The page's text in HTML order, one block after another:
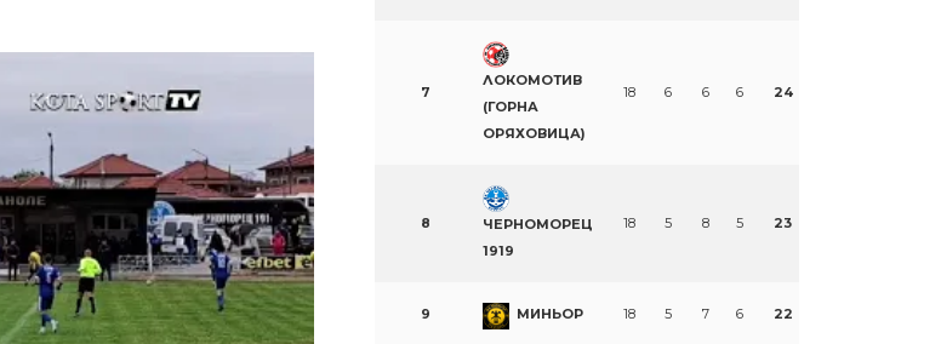
7
ЛОКОМОТИВ
(ГОРНА
ОРЯХОВИЦА)
18 6 6 6 24
8
ЧЕРНОМОРЕЦ
1919
18 5 8 5 23
9 МИНЬОР 18 5 7 6 22